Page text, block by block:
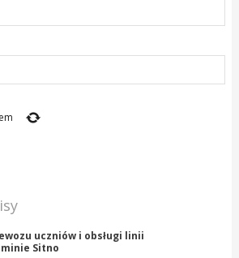
uczniów i obsługi linii
Sitno